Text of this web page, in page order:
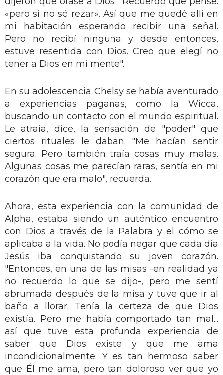
«pero si no sé rezar». Así que me quedé allí en
mi habitación esperando recibir una señal.
Pero no recibí ninguna y desde entonces,
estuve resentida con Dios. Creo que elegí no
tener a Dios en mi mente".
En su adolescencia Chelsy se había aventurado
a experiencias paganas, como la Wicca,
buscando un contacto con el mundo espiritual.
Le atraía, dice, la sensación de "poder" que
ciertos rituales le daban. "Me hacían sentir
segura. Pero también traía cosas muy malas.
Algunas cosas me parecían raras, sentía en mi
corazón que era malo", recuerda.
Ahora, esta experiencia con la comunidad de
Alpha, estaba siendo un auténtico encuentro
con Dios a través de la Palabra y el cómo se
aplicaba a la vida. No podía negar que cada día
Jesús iba conquistando su joven corazón.
"Entonces, en una de las misas -en realidad ya
no recuerdo lo que se dijo-, pero me sentí
abrumada después de la misa y tuve que ir al
baño a llorar. Tenía la certeza de que Dios
existía. Pero me había comportado tan mal...
así que tuve esta profunda experiencia de
saber que Dios existe y que me ama
incondicionalmente. Y es tan hermoso saber
que Él me ama, pero tan doloroso ver que yo